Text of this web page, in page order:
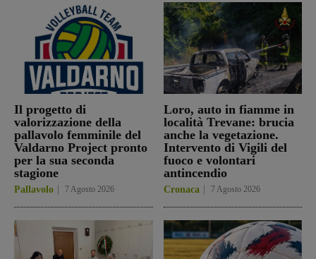
Il progetto di
valorizzazione della
pallavolo femminile del
Valdarno Project pronto
per la sua seconda
stagione
Pallavolo 7 Agosto 2026
Loro, auto in fiamme in
località Trevane: brucia
anche la vegetazione.
Intervento di Vigili del
fuoco e volontari
antincendio
Cronaca 7 Agosto 2026